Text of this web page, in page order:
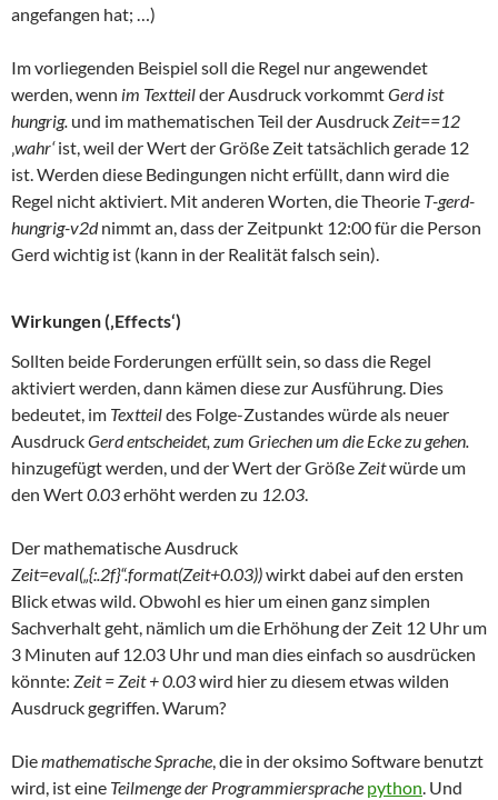
angefangen hat; …)
Im vorliegenden Beispiel soll die Regel nur angewendet
werden, wenn im Textteilder Ausdruck vorkommtGerd ist
hungrig. und im mathematischen Teil der AusdruckZeit==12
‚wahr‘ist, weil der Wert der Größe Zeit tatsächlich gerade 12
ist. Werden diese Bedingungen nicht erfüllt, dann wird die
Regel nicht aktiviert. Mit anderen Worten, die Theorie T-gerd-
hungrig-v2dnimmt an, dass der Zeitpunkt 12:00 für die Person
Gerd wichtig ist (kann in der Realität falsch sein).
Wirkungen (‚Effects‘)
Sollten beide Forderungen erfüllt sein, so dass die Regel
aktiviert werden, dann kämen diese zur Ausführung. Dies
bedeutet, im Textteildes Folge-Zustandes würde als neuer
AusdruckGerd entscheidet, zum Griechen um die Ecke zu gehen.
hinzugefügt werden, und der Wert der GrößeZeitwürde um
den Wert0.03erhöht werden zu 12.03.
Der mathematische Ausdruck
Zeit=eval(„{:.2f}“.format(Zeit+0.03))wirkt dabei auf den ersten
Blick etwas wild. Obwohl es hier um einen ganz simplen
Sachverhalt geht, nämlich um die Erhöhung der Zeit 12 Uhr um
3 Minuten auf 12.03 Uhr und man dies einfach so ausdrücken
könnte: Zeit = Zeit + 0.03wird hier zu diesem etwas wilden
Ausdruck gegriffen. Warum?
Diemathematische Sprache, die in der oksimo Software benutzt
wird, ist eine Teilmenge der Programmiersprache python. Und